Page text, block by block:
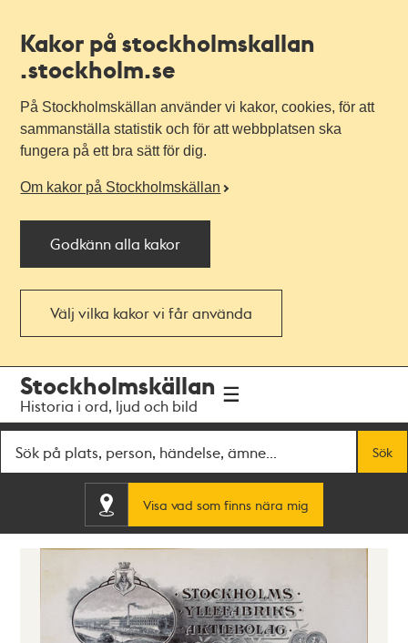
Kakor på stockholmskallan
.stockholm.se
På Stockholmskällan använder vi kakor, cookies, för att
sammanställa statistik och för att webbplatsen ska
fungera på ett bra sätt för dig.
Om kakor på Stockholmskällan
Godkänn alla kakor
Välj vilka kakor vi får använda
navigationen
huvudinnehållet
Stockholmskällan
Historia i ord, ljud och bild
Sök
Visa vad som finns nära mig